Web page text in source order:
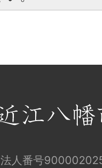
法人番号